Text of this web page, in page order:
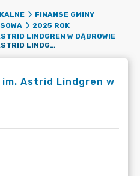
FINANSE GMINY
2025 ROK
LINDGREN W DĄBROWIE
SZKOŁA PODSTAWOWA IM. ASTRID LINDGREN W DĄBROWIE
Astrid Lindgren w